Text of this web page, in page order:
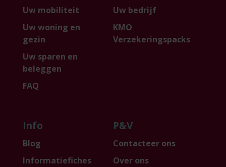
Uw mobiliteit
Uw woning en
gezin
Uw sparen en
beleggen
FAQ
Uw bedrijf
KMO
Verzekeringspacks
Info
Blog
Informatiefiches
P&V
Contacteer ons
Over ons